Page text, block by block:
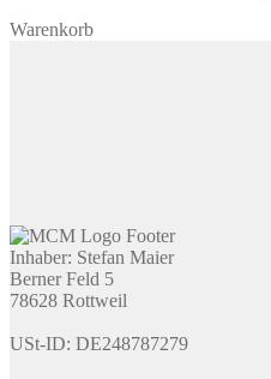
Warenkorb
Inhaber: Stefan Maier
Berner Feld 5
78628 Rottweil
USt-ID: DE248787279